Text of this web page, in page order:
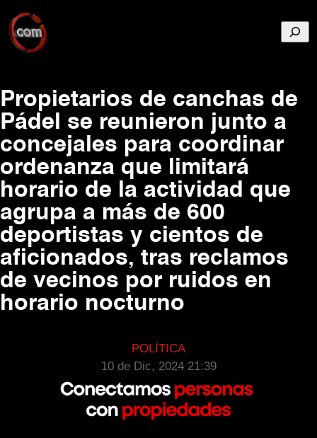
Propietarios de canchas de
Pádel se reunieron junto a
concejales para coordinar
ordenanza que limitará
horario de la actividad que
agrupa a más de 600
deportistas y cientos de
aficionados, tras reclamos
de vecinos por ruidos en
horario nocturno
POLÍTICA
10 de Dic, 2024 21:39